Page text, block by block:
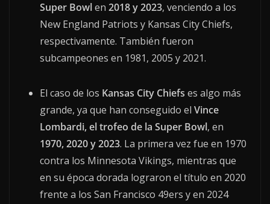
Super Bowlen 2018 y 2023, venciendo a los
New England Patriots y Kansas City Chiefs,
respectivamente. También fueron
subcampeones en 1981, 2005 y 2021.
El caso de los Kansas City Chiefs es algo más
grande, ya que han conseguido el Vince
Lombardi, el trofeo de la Super Bowl, en
1970, 2020 y 2023. La primera vez fue en 1970
contra los Minnesota Vikings, mientras que
en su época dorada lograron el título en 2020
frente a los San Francisco 49ers y en 2024